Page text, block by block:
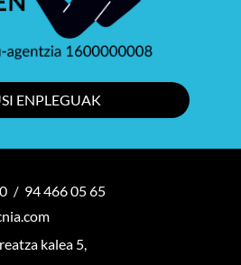
/ 94 466 05 65
kalea 5,
ENPLEGUAK